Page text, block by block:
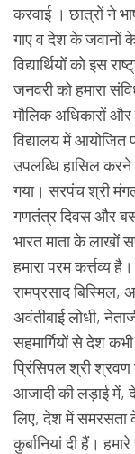
करवाई । छात्रों ने
गाए व देश के जवानों
विद्यार्थियों को इस
जनवरी को हमारा
मौलिक अधिकारों और
विद्यालय में आयोजित
उपलब्धि हासिल करने
गया। सरपंच श्री मंगल
गणतंत्र दिवस और
भारत माता के लाखों
हमारा परम
रामप्रसाद बिस्मिल,
अवंतीबाई लोधी,
सहमार्गियों से देश
प्रिंसिपल श्री श्रवण
आजादी की लड़ाई
लिए, देश में समरसता
कुर्बानियां दी हैं।